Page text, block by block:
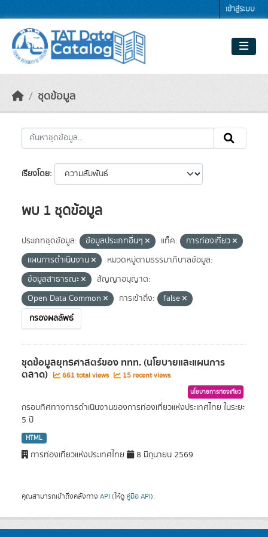
เข้าสู่ระบบ
ชุดข้อมูล
เรียงโดย
พบ 1 ชุดข้อมูล
ประเภทชุดข้อมูล: ข้อมูลประเภทอื่นๆ แท็ค:
การท่องเที่ยว
แผนการดำเนินงาน
หมวดหมู่ตามธรรมาภิบาลข้อมูล:
ข้อมูลสาธารณะ
สัญญาอนุญาต:
Open Data Common
การเข้าถึง:
false
กรองผลลัพธ์
ชุดข้อมูลยุทธศาสตร์ของ ททท. (นโยบายและแผนการ
ตลาด) 661 total views 15 recent views
นโยบายการท่องเที่ยว
กรอบทิศทางการดำเนินงานของการท่องเที่ยวแห่งประเทศไทย ในระยะ
5 ปี
HTML
การท่องเที่ยวแห่งประเทศไทย 8 มิถุนายน 2569
คุณสามารถเข้าถึงคลังทาง API (ให้ดู คู่มือ API).